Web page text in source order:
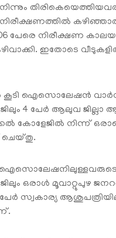
നിരീക്ഷണത്തില്‍
പേരെ നിരീക്ഷണ
ഇതോടെ
കൂടി ഐസൊലേഷന്‍
4 പേര്‍ ആലുവ ജില്ലാ
കോളേജില്‍ നിന്ന്
ഒരാള്‍ മൂവാറ്റുപുഴ
സ്വകാര്യ